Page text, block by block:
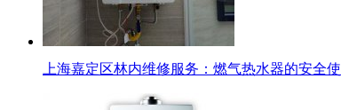
上海嘉定区林内维修服务：燃气热水器的安全使